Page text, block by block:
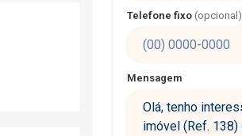
Telefone fixo (opcional)
Mensagem